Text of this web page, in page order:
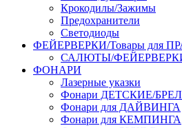
Крокодилы/Зажимы
Предохранители
Светодиоды
ФЕЙЕРВЕРКИ/Товары для
САЛЮТЫ/
ФОНАРИ
Лазерные указки
Фонари ДЕТСКИЕ/
Фонари для ДАЙВИНГА
Фонари для КЕМПИНГА